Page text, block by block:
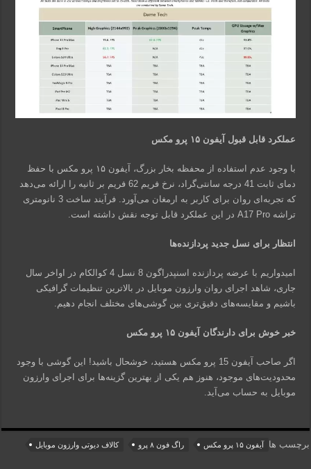
عملکرد قابل قبول آیفون ۱۵ پرو مکس
با وجود عدم استفاده از محفظه بخار بزرگ، آیفون ۱۵ پرو مکس با حفظ
دمای ثابت 41 درجه سانتی‌گراد، نرخ فریم 62 فریم بر ثانیه را ارائه می‌دهد
که تجربه‌ای روان برای کاربر به ارمغان می‌آورد. فرآیند ساخت 3 نانومتری
تراشه A17 Pro در این عملکرد قابل توجه نقش داشته است.
انتظار برای نسل جدید پردازنده‌ها
امیدواریم با عرضه پردازنده اسنپدراگون 8 نسل 4 کوالکام در اواخر سال
جاری، شاهد اجرای روان وارزون موبایل در بالاترین تنظیمات گرافیکی
باشیم و مقایسه‌های دقیق‌تری بین گوشی‌های مختلف انجام دهیم.
خبر خوش برای دارندگان آیفون ۱۵ پرو مکس
اگر صاحب آیفون 15 پرو مکس هستید، خوشحال باشید! این گوشی با وجود
محدودیت‌های موجود، هنوز هم یکی از بهترین گزینه‌ها برای اجرای وارزون
موبایل به حساب می‌آید.
برچسب ها آیفون ۱۵ پرو مکس راگ فون ۸ پرو کالاف دیوتی وارزون موبایل